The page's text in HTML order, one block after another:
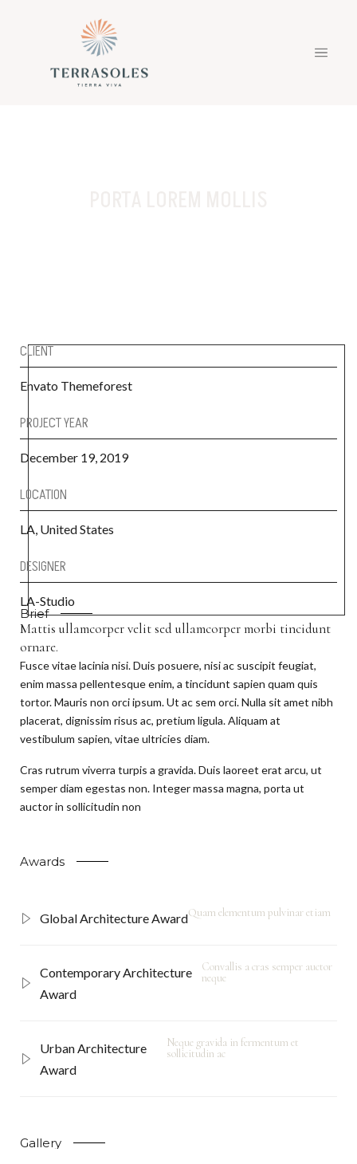
CLIENT
Envato Themeforest
PROJECT YEAR
December 19, 2019
LOCATION
LA, United States
DESIGNER
LA-Studio
Brief
Mattis ullamcorper velit sed ullamcorper morbi tincidunt
ornare.
Fusce vitae lacinia nisi. Duis posuere, nisi ac suscipit feugiat,
enim massa pellentesque enim, a tincidunt sapien quam quis
tortor. Mauris non orci ipsum. Ut ac sem orci. Nulla sit amet nibh
placerat, dignissim risus ac, pretium ligula. Aliquam at
vestibulum sapien, vitae ultricies diam.
Cras rutrum viverra turpis a gravida. Duis laoreet erat arcu, ut
semper diam egestas non. Integer massa magna, porta ut
auctor in sollicitudin non
Awards
Global Architecture AwardQuam elementum pulvinar etiam
Contemporary Architecture
Award
Convallis a cras semper auctor
neque
Urban Architecture
Award
Neque gravida in fermentum et
sollicitudin ac
Gallery